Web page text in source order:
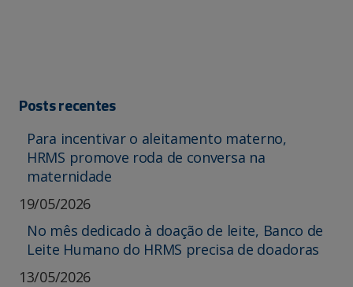
Posts recentes
Para incentivar o aleitamento materno,
HRMS promove roda de conversa na
maternidade
19/05/2026
No mês dedicado à doação de leite, Banco de
Leite Humano do HRMS precisa de doadoras
13/05/2026